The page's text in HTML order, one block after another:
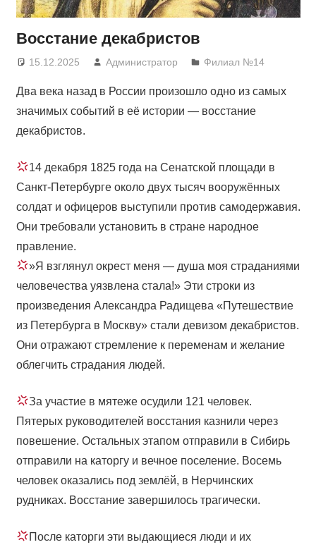
Восстание декабристов
15.12.2025 Администратор Филиал №14
Два века назад в России произошло одно из самых
значимых событий в её истории — восстание
декабристов.
14 декабря 1825 года на Сенатской площади в
Санкт-Петербурге около двух тысяч вооружённых
солдат и офицеров выступили против самодержавия.
Они требовали установить в стране народное
правление.
»Я взглянул окрест меня — душа моя страданиями
человечества уязвлена стала!» Эти строки из
произведения Александра Радищева «Путешествие
из Петербурга в Москву» стали девизом декабристов.
Они отражают стремление к переменам и желание
облегчить страдания людей.
За участие в мятеже осудили 121 человек.
Пятерых руководителей восстания казнили через
повешение. Остальных этапом отправили в Сибирь
отправили на каторгу и вечное поселение. Восемь
человек оказались под землёй, в Нерчинских
рудниках. Восстание завершилось трагически.
После каторги эти выдающиеся люди и их